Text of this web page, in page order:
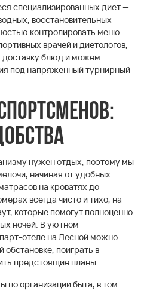
специализированных диет —
восстановительных —
контролировать меню.
врачей и диетологов,
блюд и можем
под напряженный турнирный
нужен отдых, поэтому мы
начиная от удобных
на кроватях до
всегда чисто и тихо, на
которые помогут полноценно
ночей. В уютном
отеле на Лесной можно
поиграть в
предстоящие планы.
по организации быта, в том